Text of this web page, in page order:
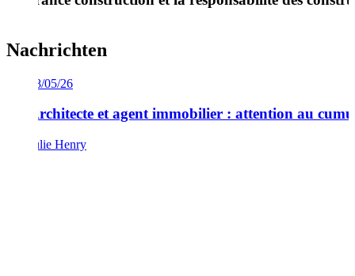
Nachrichten
18/05/26
Architecte et agent immobilier : attention au
Julie Henry